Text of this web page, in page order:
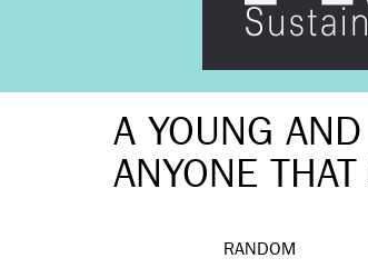
A YOUNG AND
ANYONE THAT
RANDOM